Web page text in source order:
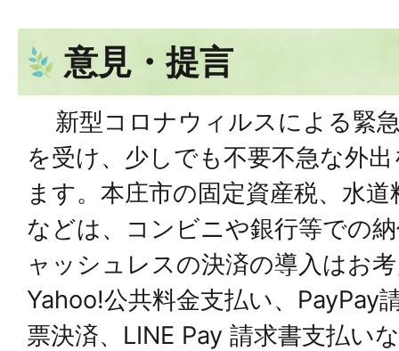
意見・提言
新型コロナウィルスによる緊
を受け、少しでも不要不急な外
ます。本庄市の固定資産税、⽔
などは、コンビニや銀⾏等での
ャッシュレスの決済の導⼊はお
Yahoo!公共料⾦⽀払い、PayPay
票決済、LINE Pay 請求書⽀払い